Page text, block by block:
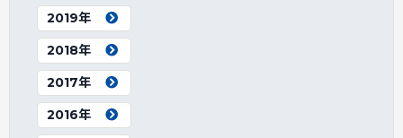
2019年
2018年
2017年
2016年